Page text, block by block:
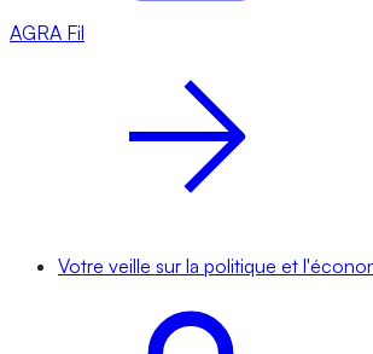
AGRA Fil
Votre veille sur la politique et